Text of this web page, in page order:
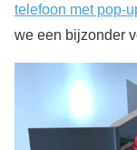
telefoon met pop-
we een bijzonder